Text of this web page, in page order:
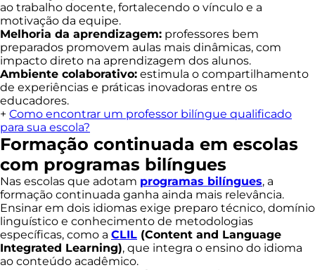
ao trabalho docente, fortalecendo o vínculo e a
motivação da equipe.
Melhoria da aprendizagem: professores bem
preparados promovem aulas mais dinâmicas, com
impacto direto na aprendizagem dos alunos.
Ambiente colaborativo: estimula o compartilhamento
de experiências e práticas inovadoras entre os
educadores.
+ Como encontrar um professor bilíngue qualificado
para sua escola?
Formação continuada em escolas
com programas bilíngues
Nas escolas que adotam programas bilíngues, a
formação continuada ganha ainda mais relevância.
Ensinar em dois idiomas exige preparo técnico, domínio
linguístico e conhecimento de metodologias
específicas, como a CLIL (Content and Language
Integrated Learning), que integra o ensino do idioma
ao conteúdo acadêmico.